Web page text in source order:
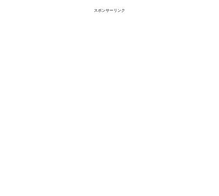
スポンサーリンク